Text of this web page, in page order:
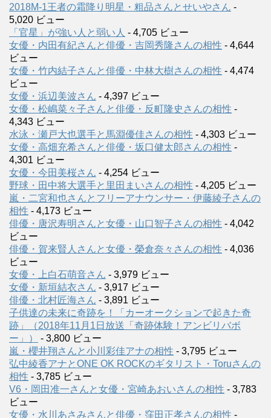
2018M-1王者の霜降り明星・粗品さんとせいやさん -
5,020 ビュー
「官星」が強い人と弱い人 - 4,705 ビュー
女優・内田有紀さんと俳優・吉岡秀隆さんの相性 - 4,644
ビュー
女優・竹内結子さんと俳優・中林大樹さんの相性 - 4,474
ビュー
女優・浜辺美波さん - 4,397 ビュー
女優・松嶋菜々子さんと俳優・反町隆史さんの相性 -
4,343 ビュー
水泳・瀬戸大也選手と馬淵優佳さんの相性 - 4,303 ビュー
女優・高畑充希さんと俳優・坂口健太郎さんの相性 -
4,301 ビュー
女優・今田美桜さん - 4,254 ビュー
野球・田中将大選手と里田まいさんの相性 - 4,205 ビュー
嵐・二宮和也さんとフリーアナウンサー・伊藤綾子さんの
相性 - 4,173 ビュー
俳優・唐沢寿明さんと女優・山口智子さんの相性 - 4,042
ビュー
俳優・賀来賢人さんと女優・榮倉奈々さんの相性 - 4,036
ビュー
女優・上白石萌音さん - 3,979 ビュー
女優・新垣結衣さん - 3,917 ビュー
俳優・北村匠海さん - 3,891 ビュー
子供達の未来に奇跡を！「カーオークションで起きた奇
跡」（2018年11月1日放送「奇跡体験！アンビリバボ
ー」）
- 3,800 ビュー
嵐・櫻井翔さんと小川彩佳アナの相性 - 3,795 ビュー
弘中綾香アナとONE OK ROCKのギタリスト・Toruさんの
相性 - 3,785 ビュー
V6・岡田准一さんと女優・宮崎あおいさんの相性 - 3,783
ビュー
女優・水川あさみさんと俳優・窪田正孝さんの相性 -